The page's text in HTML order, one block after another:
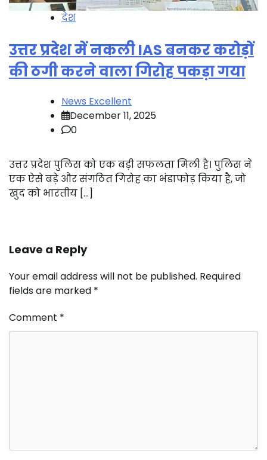
देश
उत्तर प्रदेश में नकली IAS बनकर करोड़ों
की ठगी करने वाला गिरोह पकड़ा गया
News Excellent
December 11, 2025
0
उत्तर प्रदेश पुलिस को एक बड़ी सफलता मिली है। पुलिस ने
एक ऐसे बड़े और संगठित गिरोह का भंडाफोड़ किया है, जो
खुद को भारतीय […]
Leave a Reply
Your email address will not be published. Required
fields are marked *
Comment *